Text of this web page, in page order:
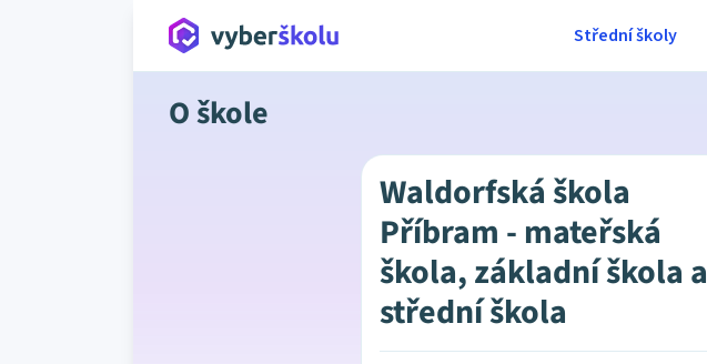
Střední školy
O škole
Waldorfská škola
Příbram - mateřská
škola, základní škola a
střední škola